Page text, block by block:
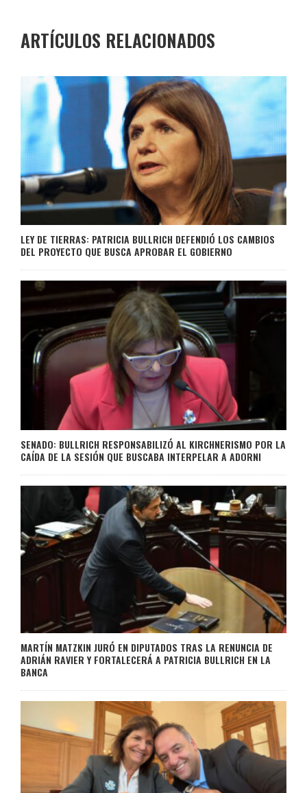
ARTÍCULOS RELACIONADOS
LEY DE TIERRAS: PATRICIA BULLRICH DEFENDIÓ LOS CAMBIOS
DEL PROYECTO QUE BUSCA APROBAR EL GOBIERNO
SENADO: BULLRICH RESPONSABILIZÓ AL KIRCHNERISMO POR LA
CAÍDA DE LA SESIÓN QUE BUSCABA INTERPELAR A ADORNI
MARTÍN MATZKIN JURÓ EN DIPUTADOS TRAS LA RENUNCIA DE
ADRIÁN RAVIER Y FORTALECERÁ A PATRICIA BULLRICH EN LA
BANCA